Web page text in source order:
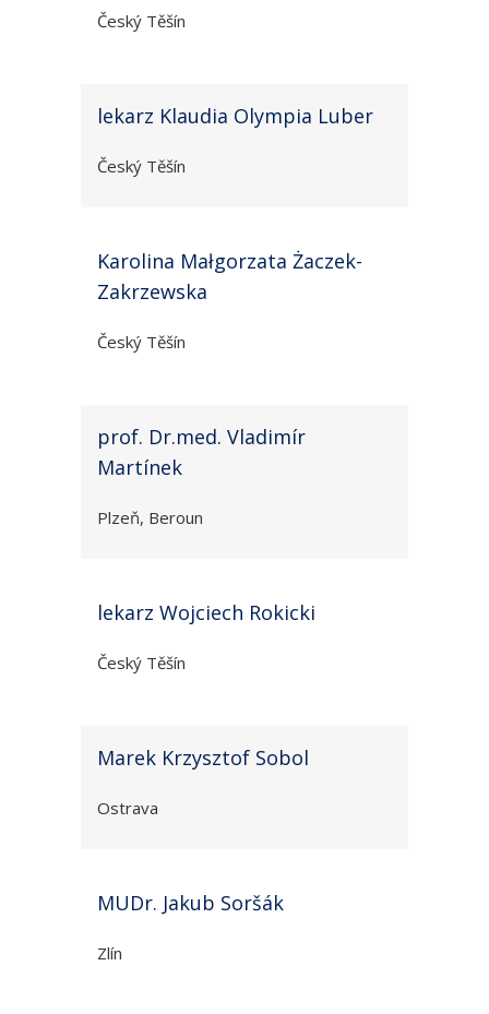
Český Těšín
lekarz Klaudia Olympia Luber
Český Těšín
Karolina Małgorzata Żaczek-
Zakrzewska
Český Těšín
prof. Dr.med. Vladimír
Martínek
Plzeň, Beroun
lekarz Wojciech Rokicki
Český Těšín
Marek Krzysztof Sobol
Ostrava
MUDr. Jakub Soršák
Zlín